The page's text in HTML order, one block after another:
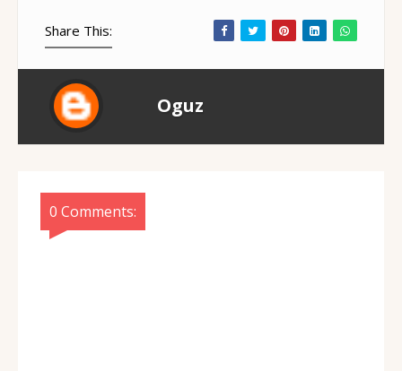
Share This:
Oguz
0 Comments: